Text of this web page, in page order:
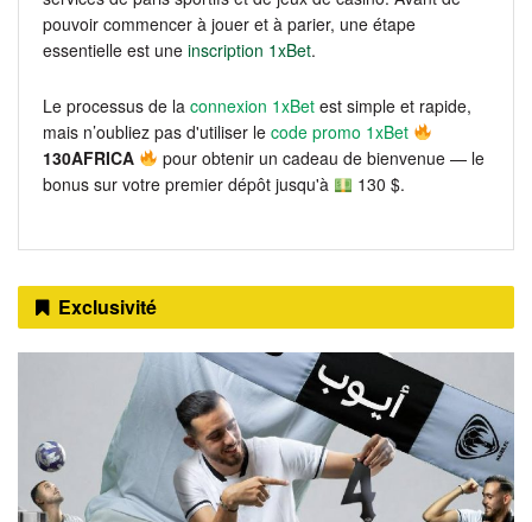
pouvoir commencer à jouer et à parier, une étape
essentielle est une inscription 1xBet.
Le processus de la connexion 1xBet est simple et rapide,
mais n’oubliez pas d'utiliser le code promo 1xBet
130AFRICA
pour obtenir un cadeau de bienvenue — le
bonus sur votre premier dépôt jusqu'à
130 $.
Exclusivité